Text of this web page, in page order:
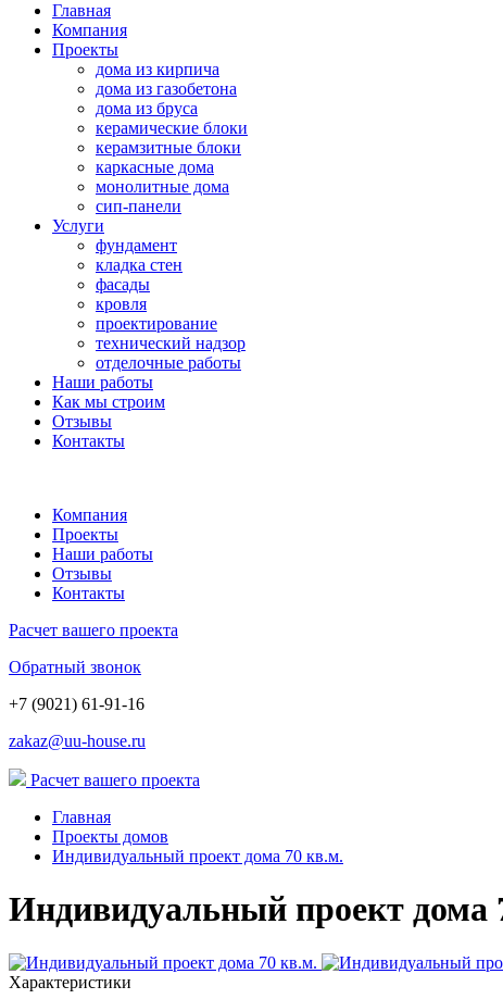
Главная
Компания
Проекты
дома из кирпича
дома из газобетона
дома из бруса
керамические блоки
керамзитные блоки
каркасные дома
монолитные дома
сип-панели
Услуги
фундамент
кладка стен
фасады
кровля
проектирование
технический надзор
отделочные работы
Наши работы
Как мы строим
Отзывы
Контакты
Компания
Проекты
Наши работы
Отзывы
Контакты
Расчет вашего проекта
Обратный звонок
+7 (9021) 61-91-16
zakaz@uu-house.ru
Расчет вашего проекта
Главная
Проекты домов
Индивидуальный проект дома 70 кв.м.
Индивидуальный проект дома
Характеристики